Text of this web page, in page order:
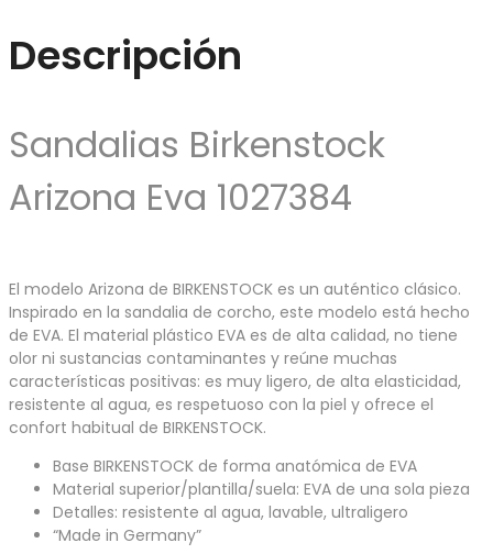
Descripción
Sandalias Birkenstock
Arizona Eva 1027384
El modelo Arizona de BIRKENSTOCK es un auténtico clásico.
Inspirado en la sandalia de corcho, este modelo está hecho
de EVA. El material plástico EVA es de alta calidad, no tiene
olor ni sustancias contaminantes y reúne muchas
características positivas: es muy ligero, de alta elasticidad,
resistente al agua, es respetuoso con la piel y ofrece el
confort habitual de BIRKENSTOCK.
Base BIRKENSTOCK de forma anatómica de EVA
Material superior/plantilla/suela: EVA de una sola pieza
Detalles: resistente al agua, lavable, ultraligero
“Made in Germany”